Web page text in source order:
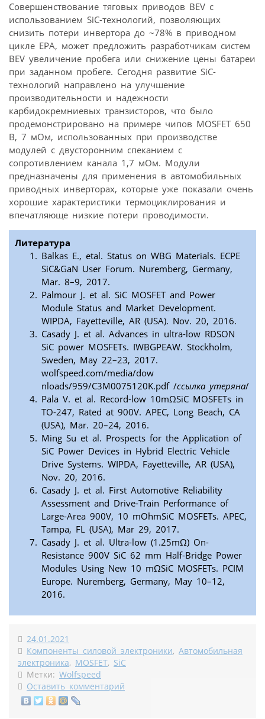
Совершенствование тяговых приводов BEV с
использованием SiC-технологий, позволяющих
снизить потери инвертора до ~78% в приводном
цикле EPA, может предложить разработчикам систем
BEV увеличение пробега или снижение цены батареи
при заданном пробеге. Сегодня развитие SiC-
технологий направлено на улучшение
производительности и надежности
карбидокремниевых транзисторов, что было
продемонстрировано на примере чипов MOSFET 650
В, 7 мОм, использованных при производстве
модулей с двусторонним спеканием с
сопротивлением канала 1,7 мОм. Модули
предназначены для применения в автомобильных
приводных инверторах, которые уже показали очень
хорошие характеристики термоциклирования и
впечатляюще низкие потери проводимости.
Литература
Balkas E., etal. Status on WBG Materials. ECPE
SiC&GaN User Forum. Nuremberg, Germany,
Mar. 8–9, 2017.
Palmour J. et al. SiC MOSFET and Power
Module Status and Market Development.
WIPDA, Fayetteville, AR (USA). Nov. 20, 2016.
Casady J. et al. Advances in ultra-low RDSON
SiC power MOSFETs. IWBGPEAW. Stockholm,
Sweden, May 22–23, 2017.
wolfspeed.com/media/dow
nloads/959/C3M0075120K.pdf /ссылка утеряна/
Pala V. et al. Record-low 10mΩSiC MOSFETs in
TO-247, Rated at 900V. APEC, Long Beach, CA
(USA), Mar. 20–24, 2016.
Ming Su et al. Prospects for the Application of
SiC Power Devices in Hybrid Electric Vehicle
Drive Systems. WIPDA, Fayetteville, AR (USA),
Nov. 20, 2016.
Casady J. et al. First Automotive Reliability
Assessment and Drive-Train Performance of
Large-Area 900V, 10 mOhmSiC MOSFETs. APEC,
Tampa, FL (USA), Mar 29, 2017.
Casady J. et al. Ultra-low (1.25mΩ) On-
Resistance 900V SiC 62 mm Half-Bridge Power
Modules Using New 10 mΩSiC MOSFETs. PCIM
Europe. Nuremberg, Germany, May 10–12,
2016.
24.01.2021
Компоненты силовой электроники, Автомобильная
электроника, MOSFET, SiC
Метки: Wolfspeed
Оставить комментарий